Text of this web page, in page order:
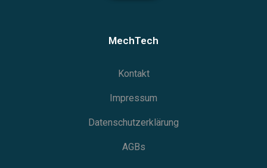
MechTech
Kontakt
Impressum
Datenschutzerklärung
AGBs